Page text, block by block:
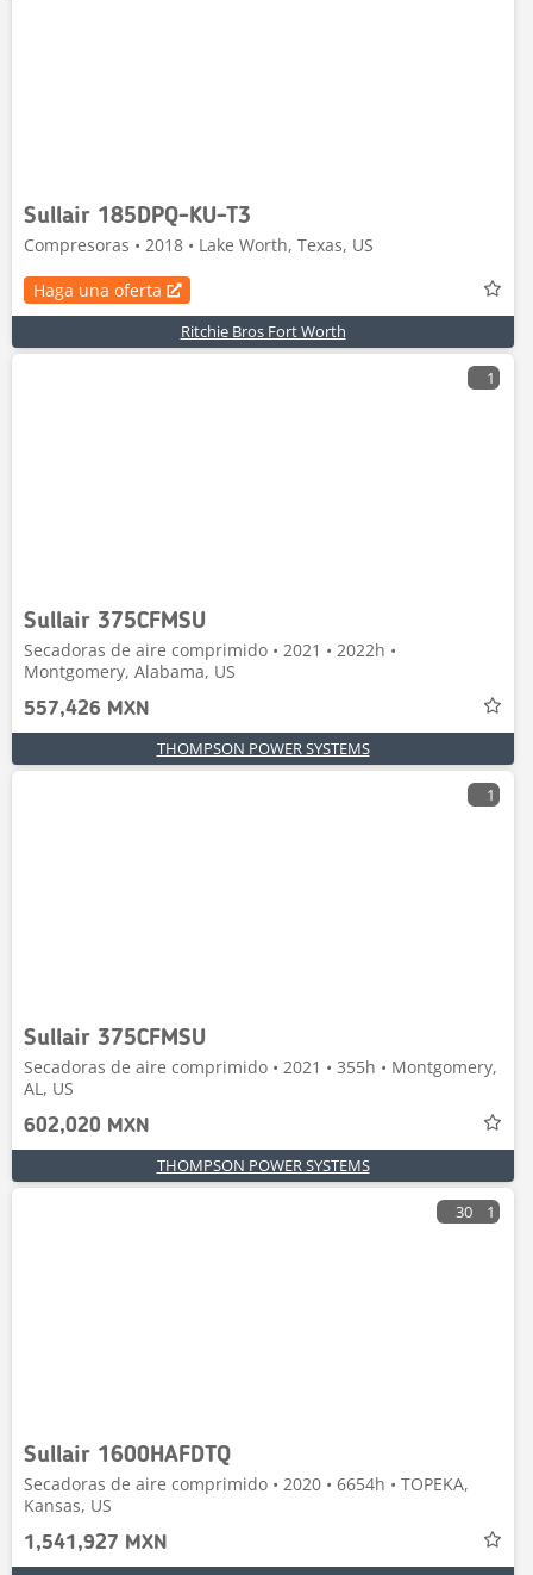
Sullair 185DPQ-KU-T3
Compresoras • 2018 • Lake Worth, Texas, US
Haga una oferta
Ritchie Bros Fort Worth
1
Sullair 375CFMSU
Secadoras de aire comprimido • 2021 • 2022h •
Montgomery, Alabama, US
557,426 MXN
THOMPSON POWER SYSTEMS
1
Sullair 375CFMSU
Secadoras de aire comprimido • 2021 • 355h • Montgomery,
AL, US
602,020 MXN
THOMPSON POWER SYSTEMS
30 1
Sullair 1600HAFDTQ
Secadoras de aire comprimido • 2020 • 6654h • TOPEKA,
Kansas, US
1,541,927 MXN